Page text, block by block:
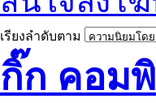
เรียงลำดับตาม
กิ๊ก คอม